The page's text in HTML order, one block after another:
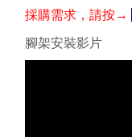
採購需求，請按→
腳架安裝影片